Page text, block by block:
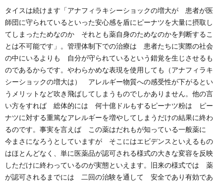
タイスは続けます「アナフィラキシーショックの増大が 患者が医
師団に守られているといった安心感を盾にピーナツを大量に摂取し
てしまったためなのか それとも薬自身のためなのかを判断するこ
とは不可能です」。管理体制下での治療は 患者たちに実際の社会
の中にいるよりも 自分が守られているという錯覚を生じさせるも
のであるからです。やわらかめな表現を使用しても（アナフィラキ
シーショックの増大は） アレルギー物質への感受性が下がるとい
うメリットなど吹き飛ばしてしまうものでしかありません。他の言
い方をすれば 総体的には 何十億ドルもするピーナツ粉は ピー
ナツに対する重篤なアレルギーを増やしてしまうだけの結果に終わ
るのです。事実を言えば この薬はだれもが知っている一般薬に
今まさになろうとしていますが そこにはエビデンスといえるもの
はほとんどなく、単に医薬品が認可される様式の大きな変容を反映
しただけに終わっているのが実態といえます。旧来の様式では 薬
が認可されるまでには 二回の治験を通して 安全であり有効であ